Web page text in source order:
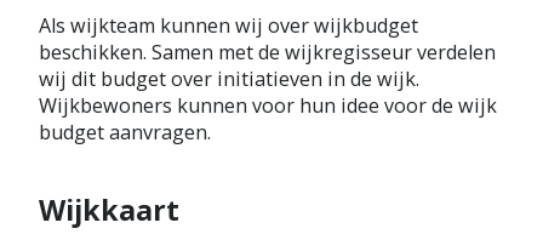
Als wijkteam kunnen wij over wijkbudget
beschikken. Samen met de wijkregisseur verdelen
wij dit budget over initiatieven in de wijk.
Wijkbewoners kunnen voor hun idee voor de wijk
budget aanvragen.
Wijkkaart